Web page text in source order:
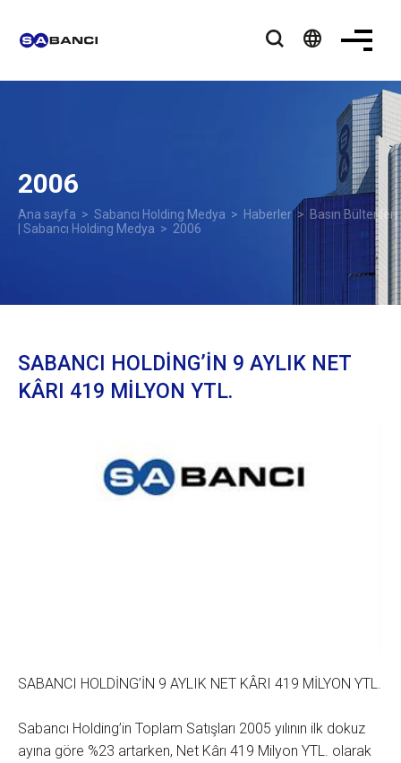
language
2006
Ana sayfa > Sabancı Holding Medya > Haberler> Basın Bültenleri
| Sabancı Holding Medya > 2006
SABANCI HOLDİNG’İN 9 AYLIK NET
KÂRI 419 MİLYON YTL.
SABANCI HOLDİNG’İN 9 AYLIK NET KÂRI 419 MİLYON YTL.
Sabancı Holding’in Toplam Satışları 2005 yılının ilk dokuz
ayına göre %23 artarken, Net Kârı 419 Milyon YTL. olarak